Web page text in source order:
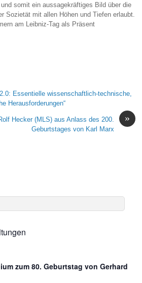
somit ein aussagekräftiges Bild über die
Sozietät mit allen Höhen und Tiefen erlaubt.
am Leibniz-Tag als Präsent
Essentielle wissenschaftlich-technische,
Herausforderungen“
»
Hecker (MLS) aus Anlass des 200.
Geburtstages von Karl Marx
zum 80. Geburtstag von Gerhard